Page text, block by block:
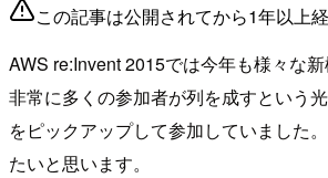
この記事は公開されてから1年以上
AWS re:Invent 2015では今年も様々な
非常に多くの参加者が列を成すという
をピックアップして参加していました
たいと思います。